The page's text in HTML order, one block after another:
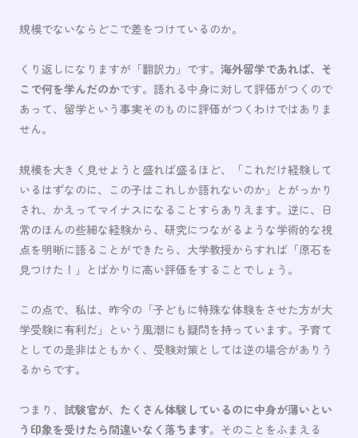
規模でないならどこで差をつけているのか。
くり返しになりますが「翻訳力」です。海外留学であれば、そ
こで何を学んだのかです。語れる中身に対して評価がつくので
あって、留学という事実そのものに評価がつくわけではありま
せん。
規模を大きく見せようと盛れば盛るほど、「これだけ経験して
いるはずなのに、この子はこれしか語れないのか」とがっかり
され、かえってマイナスになることすらありえます。逆に、日
常のほんの些細な経験から、研究につながるような学術的な視
点を明晰に語ることができたら、大学教授からすれば「原石を
見つけた！」とばかりに高い評価をすることでしょう。
この点で、私は、昨今の「子どもに特殊な体験をさせた方が大
学受験に有利だ」という風潮にも疑問を持っています。子育て
としての是非はともかく、受験対策としては逆の場合がありう
るからです。
つまり、 試験官が、たくさん体験しているのに中身が薄いとい
う印象を受けたら間違いなく落ちます。そのことをふまえる